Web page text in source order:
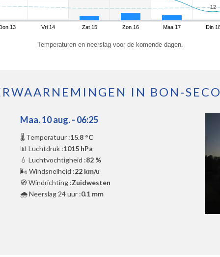
12
12
Don 13 Vri 14 Zat 15 Zon 16 Maa 17 Din
Temperaturen en neerslag voor de komende dagen.
IN BON-
Maa. 10 aug. - 06:25
🌡️ Temperatuur :15.8 °C
📊 Luchtdruk :1015 hPa
💧 Luchtvochtigheid :82 %
🌬️ Windsnelheid :22 km/u
🧭 Windrichting :Zuidwesten
🌧️ Neerslag 24 uur :0.1 mm